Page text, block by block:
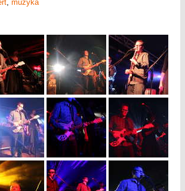
, muzyka